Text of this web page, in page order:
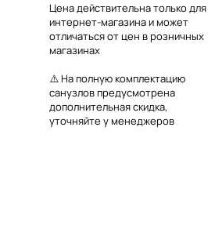
Цена действительна только для
интернет-магазина и может
отличаться от цен в розничных
магазинах
⚠️ На полную комплектацию
санузлов предусмотрена
дополнительная скидка,
уточняйте у менеджеров